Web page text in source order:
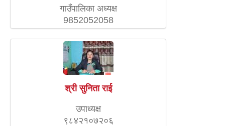
गाउँपालिका अध्यक्ष
9852052058
श्री सुनिता राई
उपाध्यक्ष
९८४२१०७२०६